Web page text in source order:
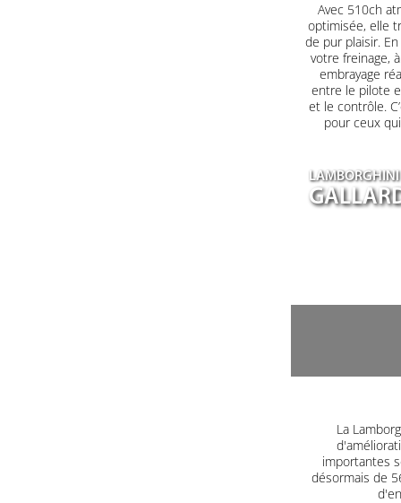
Avec 510ch
optimisée, elle
de pur plaisir.
votre freinage,
embrayage
entre le pilote
et le contrôle.
pour ceux
LAMBORGHINI
La
importantes
désormais de